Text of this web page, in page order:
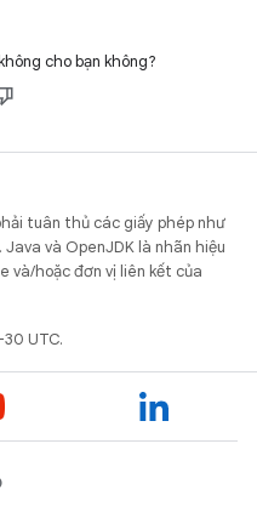
cho bạn không?
tuân thủ các giấy phép như
. Java và OpenJDK là nhãn hiệu
và/hoặc đơn vị liên kết của
UTC.